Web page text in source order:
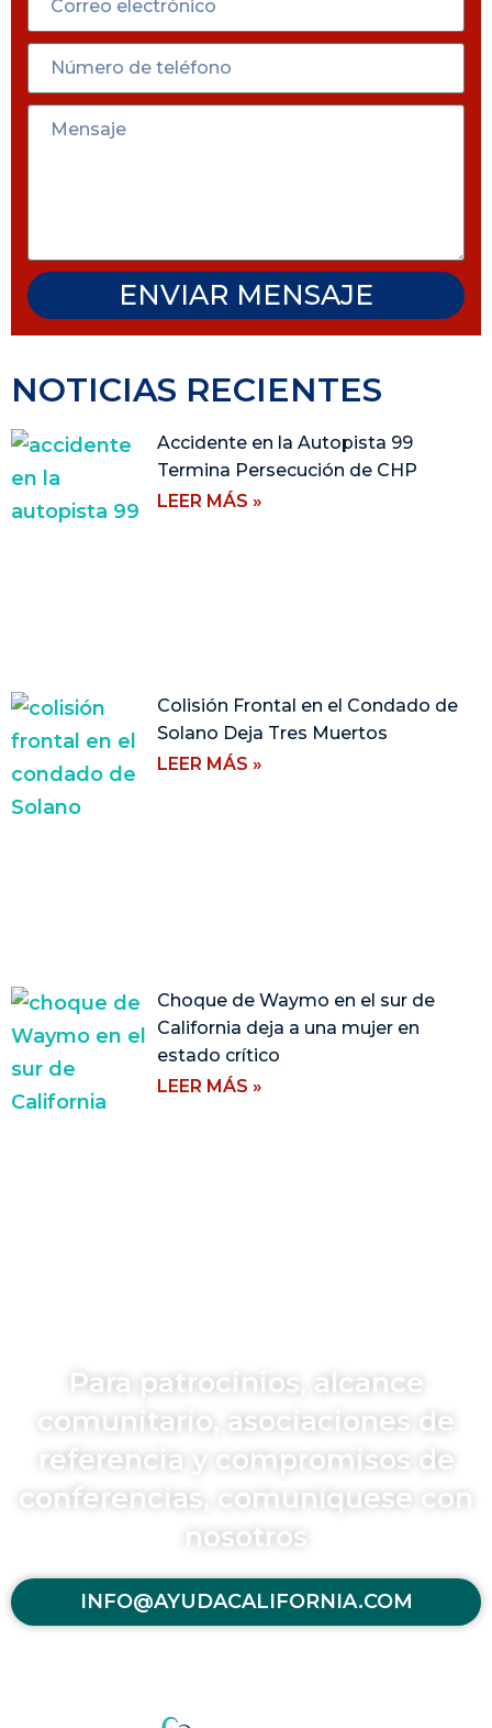
ENVIAR MENSAJE
NOTICIAS RECIENTES
Accidente en la Autopista 99
Termina Persecución de CHP
LEER MÁS »
Colisión Frontal en el Condado de
Solano Deja Tres Muertos
LEER MÁS »
Choque de Waymo en el sur de
California deja a una mujer en
estado crítico
LEER MÁS »
Para patrocinios, alcance
comunitario, asociaciones de
referencia y compromisos de
conferencias, comuníquese con
nosotros
INFO@AYUDACALIFORNIA.COM